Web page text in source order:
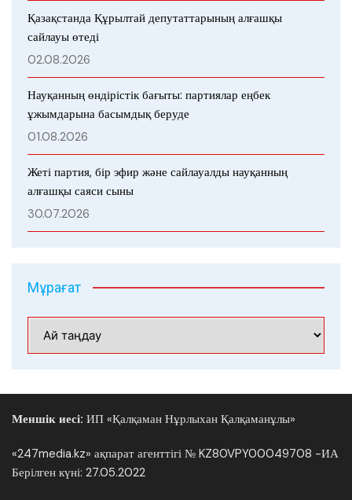
Қазақстанда Құрылтай депутаттарының алғашқы
сайлауы өтеді
02.08.2026
Науқанның өндірістік бағыты: партиялар еңбек
ұжымдарына басымдық беруде
01.08.2026
Жеті партия, бір эфир және сайлауалды науқанның
алғашқы саяси сыны
30.07.2026
Мұрағат
Меншік иесі: ИП «Қалқаман Нұрлыхан Қалқаманұлы»
«247media.kz» ақпарат агенттігі № KZ80VPY00049708 -ИА
Берілген күні: 27.05.2022